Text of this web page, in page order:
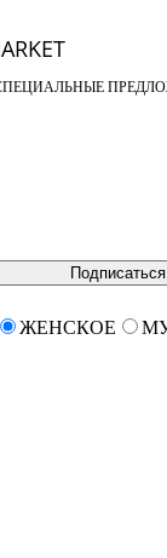
Подписаться
ЖЕНСКОЕ